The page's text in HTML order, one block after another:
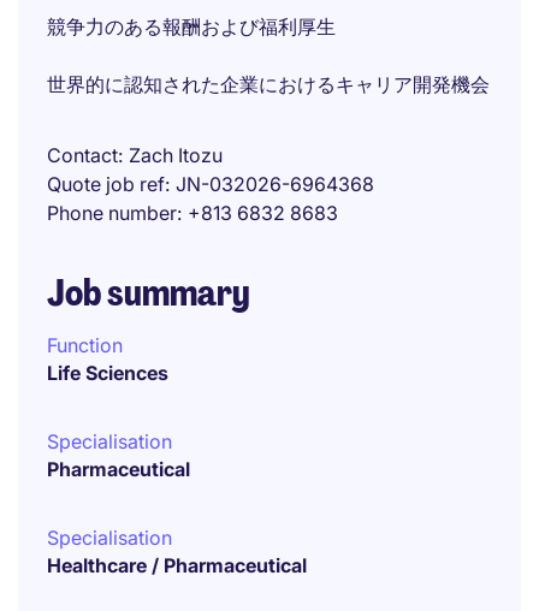
競争力のある報酬および福利厚生
世界的に認知された企業におけるキャリア開発機会
Contact Zach Itozu
Quote job ref JN-032026-6964368
Phone number +813 6832 8683
Job summary
Function
Life Sciences
Specialisation
Pharmaceutical
Specialisation
Healthcare / Pharmaceutical